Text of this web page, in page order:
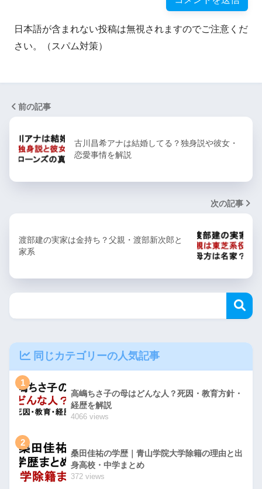
日本語が含まれない投稿は無視されますのでご注意くだ
さい。（スパム対策）
前の記事
古川昌希アナは結婚してる？独身説や彼女・
恋愛事情を解説
次の記事
渡部建の実家は金持ち？父親・渡部新次郎と
家系
同じカテゴリーの人気記事
1
高嶋ちさ子の母はどんな人？死因・教育方針・
経歴を解説
4066 views
2
桑田佳祐の学歴｜青山学院大学除籍の理由と出
身高校・中学まとめ
372 views